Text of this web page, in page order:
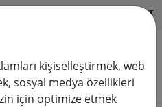
HILFE & SUPPORT
kişiselleştirmek, web
sosyal medya özellikleri
için optimize etmek